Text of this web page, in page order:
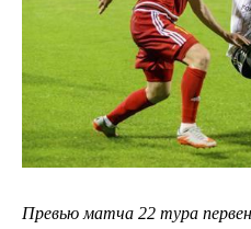
Превью матча 22 тура